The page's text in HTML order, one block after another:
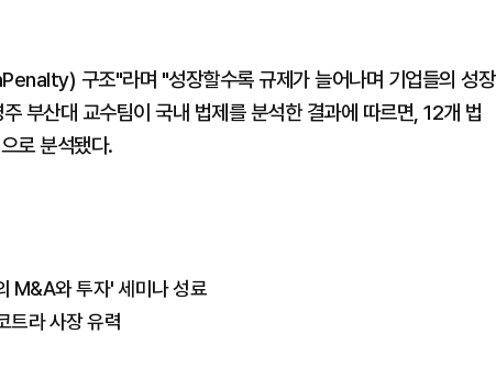
구조"라며 "성장할수록 규제가 늘어나며 기업들의 성장
부산대 교수팀이 국내 법제를 분석한 결과에 따르면, 12개 법
로 분석됐다.
M&A와 투자' 세미나 성료
트라 사장 유력